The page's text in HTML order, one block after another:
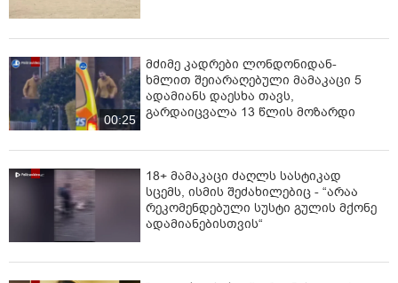
00:25
მძიმე კადრები ლონდონიდან-
ხმლით შეიარაღებული მამაკაცი 5
ადამიანს დაესხა თავს,
გარდაიცვალა 13 წლის მოზარდი
18+ მამაკაცი ძაღლს სასტიკად
სცემს, ისმის შეძახილებიც - “არაა
რეკომენდებული სუსტი გულის მქონე
ადამიანებისთვის“